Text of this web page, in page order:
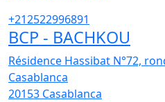
+212522996891
BCP - BACHKOU
Résidence Hassibat N°72,
Casablanca
20153 Casablanca